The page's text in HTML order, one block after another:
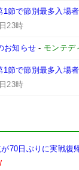
節で節別最多入場
23時
お知らせ - モンテデ
節で節別最多入場
23時
70日ぶりに実戦復